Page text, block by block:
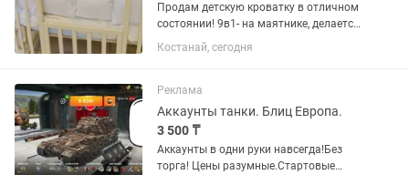
Продам детскую кроватку в отличном
состоянии! 9в1- на маятнике, делается
три уровня высоты,кроватка-
пеленальный стол-овальная кроватка-
использовании)бортики в...
Костанай, сегодня
Реклама
Аккаунты танки. Блиц Европа.
3 500 ₸
Аккаунты в одни руки навсегда!Без
торга! Цены разумные.Стартовые